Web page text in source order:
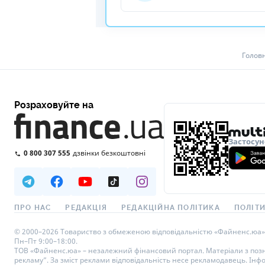
Розраховуйте на
0 800 307 555 дзвінки безкоштовні
ПРО НАС РЕДАКЦІЯ РЕДАКЦІЙНА ПОЛІТИКА
© 2000–2026 Товариство з обмеженою відповідальністю
Пн–Пт 9:00–18:00.
ТОВ «Файненс.юа» – незалежний фінансовий портал. Матеріали з
рекламу”. За зміст реклами відповідальність несе рекламодавець.